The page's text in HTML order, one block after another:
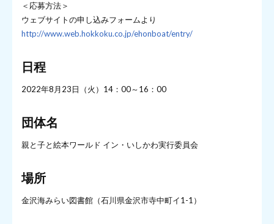
＜応募方法＞
ウェブサイトの申し込みフォームより
http://www.web.hokkoku.co.jp/ehonboat/entry/
日程
2022年8月23日（火）14：00～16：00
団体名
親と子と絵本ワールド イン・いしかわ実行委員会
場所
金沢海みらい図書館（石川県金沢市寺中町イ1-1）